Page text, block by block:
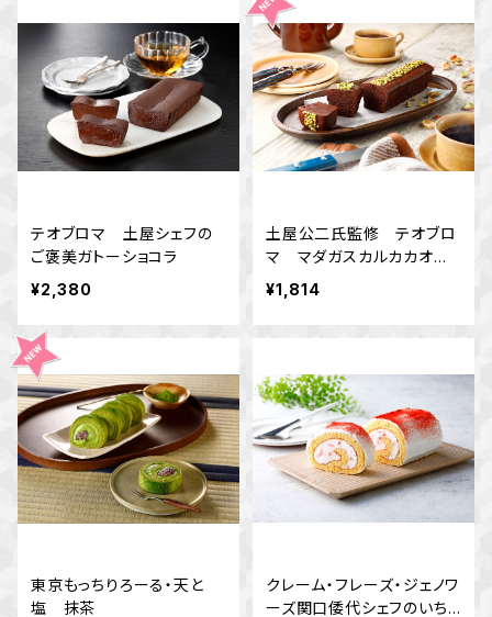
テオブロマ 土屋シェフの
ご褒美ガトーショコラ
¥2,380
土屋公二氏監修 テオブロ
マ マダガスカルカカオの
ケーキ
¥1,814
東京もっちりろーる・天と
塩 抹茶
クレーム・フレーズ・ジェノワ
ーズ関口倭代シェフのいち